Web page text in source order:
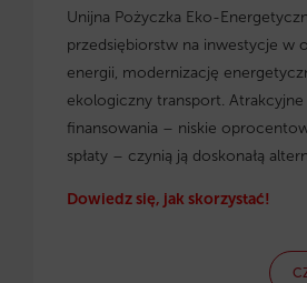
Unijna Pożyczka Eko-
przedsiębiorstw na inwestycje w
energii, modernizację
ekologiczny transport. Atrakcyjne
finansowania – niskie
spłaty – czynią ją doskonałą
Dowiedz się, jak skorzystać!